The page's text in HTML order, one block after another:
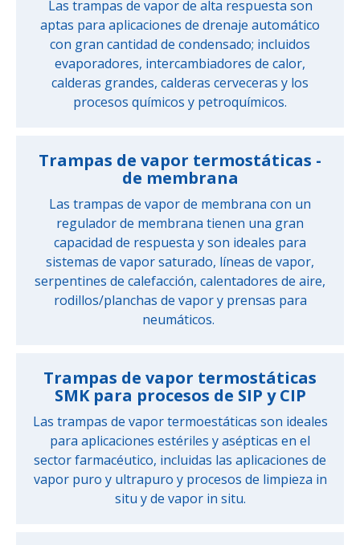
Las trampas de vapor de alta respuesta son
aptas para aplicaciones de drenaje automático
con gran cantidad de condensado; incluidos
evaporadores, intercambiadores de calor,
calderas grandes, calderas cerveceras y los
procesos químicos y petroquímicos.
Trampas de vapor termostáticas -
de membrana
Las trampas de vapor de membrana con un
regulador de membrana tienen una gran
capacidad de respuesta y son ideales para
sistemas de vapor saturado, líneas de vapor,
serpentines de calefacción, calentadores de aire,
rodillos/planchas de vapor y prensas para
neumáticos.
Trampas de vapor termostáticas
SMK para procesos de SIP y CIP
Las trampas de vapor termoestáticas son ideales
para aplicaciones estériles y asépticas en el
sector farmacéutico, incluidas las aplicaciones de
vapor puro y ultrapuro y procesos de limpieza in
situ y de vapor in situ.